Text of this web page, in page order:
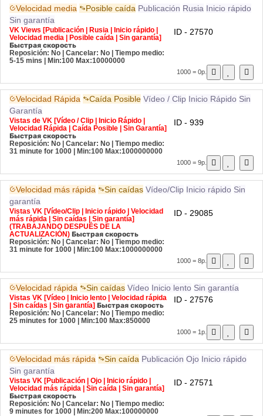
Velocidad media Posible caída Publicación Rusia Inicio rápido
Sin garantía
VK Views [Publicación | Rusia | Inicio rápido |
Velocidad media | Posible caída | Sin garantía]
Быстрая скорость
Reposición: No | Cancelar: No | Tiempo medio:
5-15 mins
| Min:100 Max:10000000
ID - 27570
1000 = 0р.
Velocidad Rápida Caída Posible Vídeo / Clip Inicio Rápido Sin
Garantía
Vistas de VK [Vídeo / Clip | Inicio Rápido |
Velocidad Rápida | Caída Posible | Sin Garantía]
Быстрая скорость
Reposición: No | Cancelar: No | Tiempo medio:
31 minute for 1000
| Min:100 Max:1000000000
ID - 939
1000 = 9р.
Velocidad más rápida Sin caídas Vídeo/Clip Inicio rápido Sin
garantía
Vistas VK [Vídeo/Clip | Inicio rápido | Velocidad
más rápida | Sin caídas | Sin garantía]
(TRABAJANDO DESPUÉS DE LA
ACTUALIZACIÓN) Быстрая скорость
Reposición: No | Cancelar: No | Tiempo medio:
31 minute for 1000
| Min:100 Max:1000000000
ID - 29085
1000 = 8р.
Velocidad rápida Sin caídas Vídeo Inicio lento Sin garantía
Vistas VK [Vídeo | Inicio lento | Velocidad rápida
| Sin caídas | Sin garantía] Быстрая скорость
Reposición: No | Cancelar: No | Tiempo medio:
25 minutes for 1000
| Min:100 Max:850000
ID - 27576
1000 = 1р.
Velocidad más rápida Sin caída Publicación Ojo Inicio rápido
Sin garantía
Vistas VK [Publicación | Ojo | Inicio rápido |
Velocidad más rápida | Sin caída | Sin garantía]
Быстрая скорость
Reposición: No | Cancelar: No | Tiempo medio:
9 minutes for 1000
| Min:200 Max:100000000
ID - 27571